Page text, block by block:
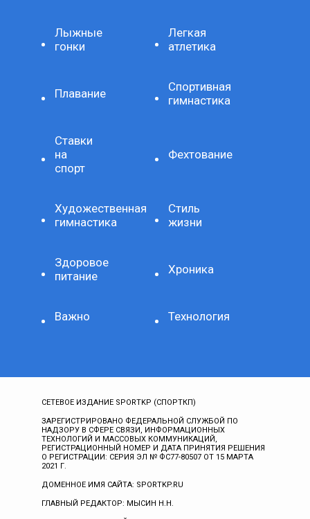
Лыжные
гонки
Легкая
атлетика
Плавание
Спортивная
гимнастика
Ставки
на
спорт
Фехтование
Художественная
гимнастика
Стиль
жизни
Здоровое
питание
Хроника
Важно Технология
СЕТЕВОЕ ИЗДАНИЕ SPORTKP (СПОРТКП)
ЗАРЕГИСТРИРОВАНО ФЕДЕРАЛЬНОЙ СЛУЖБОЙ ПО
НАДЗОРУ В СФЕРЕ СВЯЗИ, ИНФОРМАЦИОННЫХ
ТЕХНОЛОГИЙ И МАССОВЫХ КОММУНИКАЦИЙ,
РЕГИСТРАЦИОННЫЙ НОМЕР И ДАТА ПРИНЯТИЯ РЕШЕНИЯ
О РЕГИСТРАЦИИ: СЕРИЯ ЭЛ № ФС77-80507 ОТ 15 МАРТА
2021 Г.
ДОМЕННОЕ ИМЯ САЙТА: SPORTKP.RU
ГЛАВНЫЙ РЕДАКТОР: МЫСИН Н.Н.